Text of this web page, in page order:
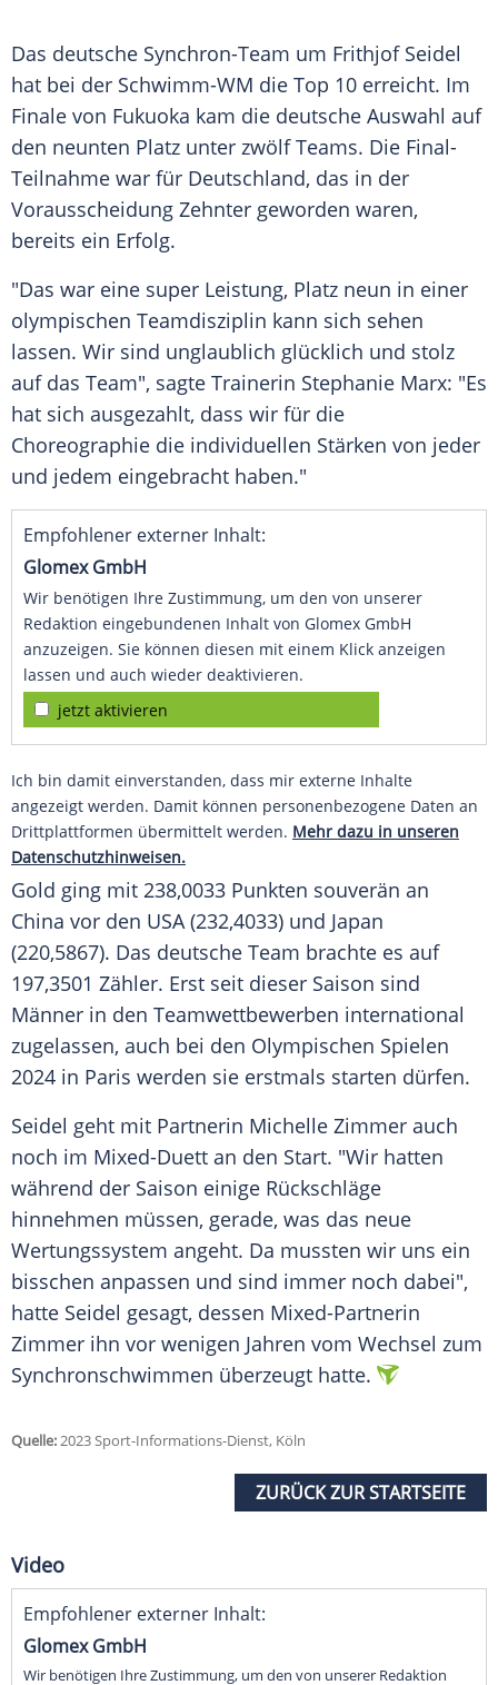
Das deutsche Synchron-Team um Frithjof Seidel
hat bei der Schwimm-WM die Top 10 erreicht. Im
Finale von Fukuoka kam die deutsche Auswahl auf
den neunten Platz unter zwölf Teams. Die Final-
Teilnahme war für Deutschland, das in der
Vorausscheidung Zehnter geworden waren,
bereits ein Erfolg.
"Das war eine super Leistung, Platz neun in einer
olympischen Teamdisziplin kann sich sehen
lassen. Wir sind unglaublich glücklich und stolz
auf das Team", sagte Trainerin Stephanie Marx: "Es
hat sich ausgezahlt, dass wir für die
Choreographie die individuellen Stärken von jeder
und jedem eingebracht haben."
Empfohlener externer Inhalt:
Glomex GmbH
Wir benötigen Ihre Zustimmung, um den von unserer
Redaktion eingebundenen Inhalt von Glomex GmbH
anzuzeigen. Sie können diesen mit einem Klick anzeigen
lassen und auch wieder deaktivieren.
jetzt aktivieren
Ich bin damit einverstanden, dass mir externe Inhalte
angezeigt werden. Damit können personenbezogene Daten an
Drittplattformen übermittelt werden. Mehr dazu in unseren
Datenschutzhinweisen.
Gold ging mit 238,0033 Punkten souverän an
China vor den USA(232,4033) und Japan
(220,5867). Das deutsche Team brachte es auf
197,3501 Zähler. Erst seit dieser Saison sind
Männer in den Teamwettbewerben international
zugelassen, auch bei den Olympischen Spielen
2024 in Paris werden sie erstmals starten dürfen.
Seidel geht mit Partnerin Michelle Zimmer auch
noch im Mixed-Duett an den Start. "Wir hatten
während der Saison einige Rückschläge
hinnehmen müssen, gerade, was das neue
Wertungssystem angeht. Da mussten wir uns ein
bisschen anpassen und sind immer noch dabei",
hatte Seidel gesagt, dessen Mixed-Partnerin
Zimmer ihn vor wenigen Jahren vom Wechsel zum
Synchronschwimmen überzeugt hatte.
Quelle:2023 Sport-Informations-Dienst, Köln
ZURÜCK ZUR STARTSEITE
Video
Empfohlener externer Inhalt:
Glomex GmbH
Wir benötigen Ihre Zustimmung, um den von unserer Redaktion